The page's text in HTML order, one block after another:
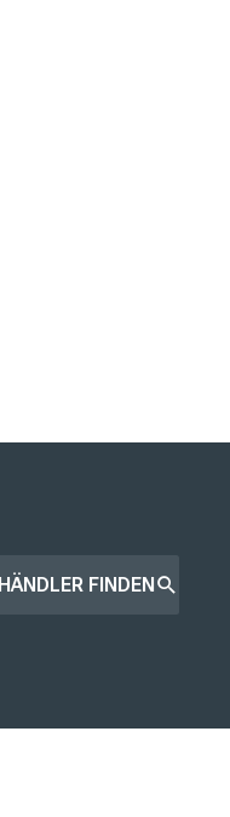
HÄNDLER FINDEN